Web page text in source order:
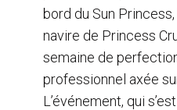
k
n
bord du Sun
navire de Princess
semaine de
professionnel axée
L’événement, qui